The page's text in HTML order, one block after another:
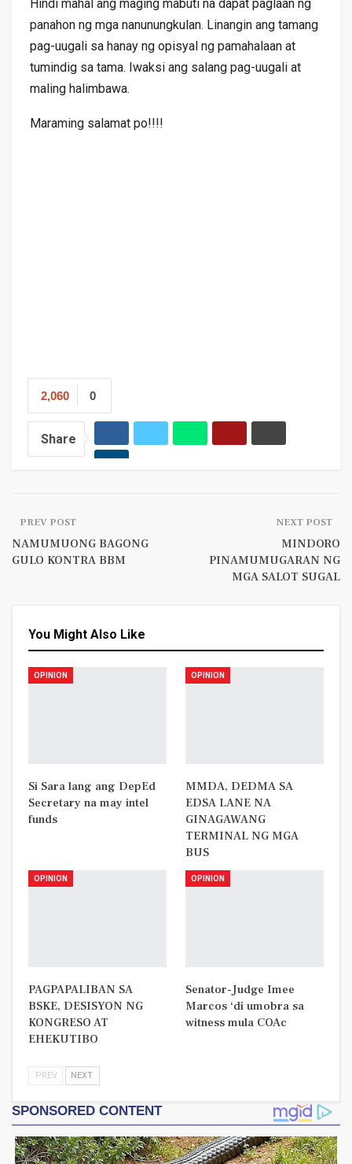
Hindi mahal ang maging mabuti na dapat paglaan ng
panahon ng mga nanunungkulan. Linangin ang tamang
pag-uugali sa hanay ng opisyal ng pamahalaan at
tumindig sa tama. Iwaksi ang salang pag-uugali at
maling halimbawa.
Maraming salamat po!!!!
0
2,060
Share
PREV POST
NAMUMUONG BAGONG
GULO KONTRA BBM
NEXT POST
MINDORO
PINAMUMUGARAN NG
MGA SALOT SUGAL
You Might Also Like
OPINION
Si Sara lang ang DepEd
Secretary na may intel
funds
OPINION
MMDA, DEDMA SA
EDSA LANE NA
GINAGAWANG
TERMINAL NG MGA
BUS
OPINION
PAGPAPALIBAN SA
BSKE, DESISYON NG
KONGRESO AT
EHEKUTIBO
OPINION
Senator-Judge Imee
Marcos ‘di umobra sa
witness mula COAc
PREV NEXT